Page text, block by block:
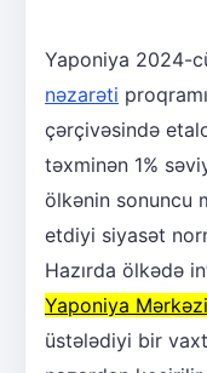
Yaponiya 2024-
nəzarəti
çərçivəsində
təxminən 1%
ölkənin sonuncu
etdiyi siyasət
Hazırda ölkədə
Yaponiya Mərkəzi
üstələdiyi bir